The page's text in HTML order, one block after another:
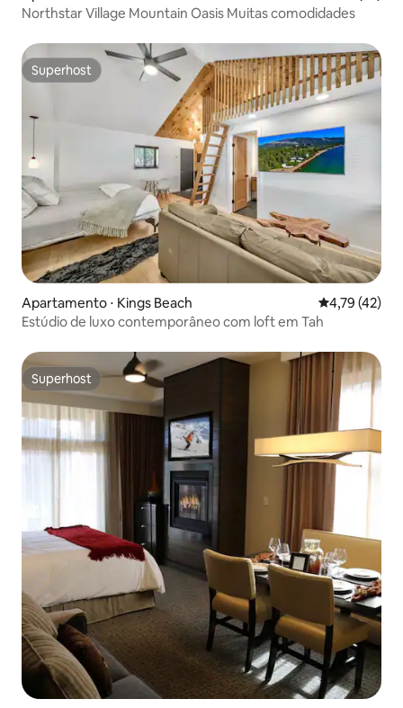
Northstar Village Mountain Oasis Muitas comodidades
Superhost
Superhost
Apartamento ⋅ Kings Beach 4,79 de uma
4,79 (42)
Estúdio de luxo contemporâneo com loft em Tah
Superhost
Superhost